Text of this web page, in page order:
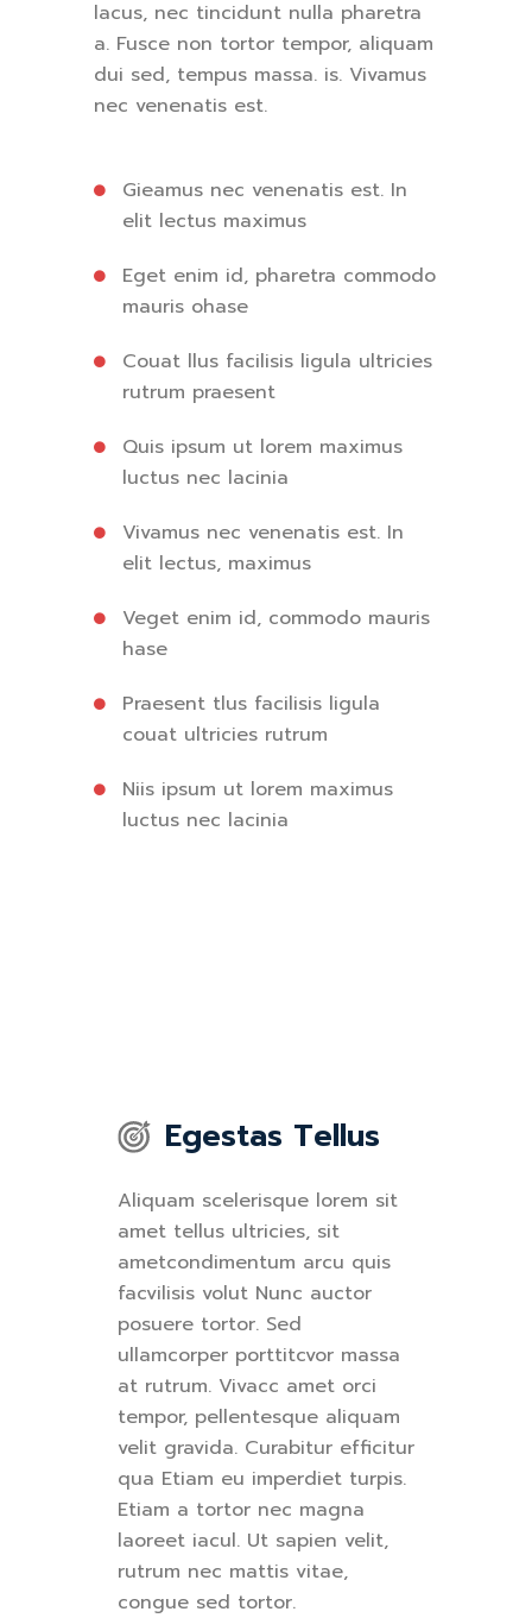
lacus, nec tincidunt nulla pharetra
a. Fusce non tortor tempor, aliquam
dui sed, tempus massa. is. Vivamus
nec venenatis est.
Gieamus nec venenatis est. In
elit lectus maximus
Eget enim id, pharetra commodo
mauris ohase
Couat llus facilisis ligula ultricies
rutrum praesent
Quis ipsum ut lorem maximus
luctus nec lacinia
Vivamus nec venenatis est. In
elit lectus, maximus
Veget enim id, commodo mauris
hase
Praesent tlus facilisis ligula
couat ultricies rutrum
Niis ipsum ut lorem maximus
luctus nec lacinia
Egestas Tellus
Aliquam scelerisque lorem sit
amet tellus ultricies, sit
ametcondimentum arcu quis
facvilisis volut Nunc auctor
posuere tortor. Sed
ullamcorper porttitcvor massa
at rutrum. Vivacc amet orci
tempor, pellentesque aliquam
velit gravida. Curabitur efficitur
qua Etiam eu imperdiet turpis.
Etiam a tortor nec magna
laoreet iacul. Ut sapien velit,
rutrum nec mattis vitae,
congue sed tortor.